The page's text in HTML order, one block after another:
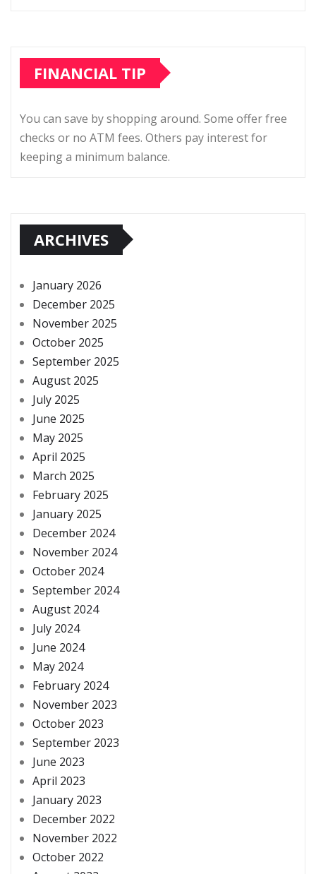
FINANCIAL TIP
You can save by shopping around. Some offer free
checks or no ATM fees. Others pay interest for
keeping a minimum balance.
ARCHIVES
January 2026
December 2025
November 2025
October 2025
September 2025
August 2025
July 2025
June 2025
May 2025
April 2025
March 2025
February 2025
January 2025
December 2024
November 2024
October 2024
September 2024
August 2024
July 2024
June 2024
May 2024
February 2024
November 2023
October 2023
September 2023
June 2023
April 2023
January 2023
December 2022
November 2022
October 2022